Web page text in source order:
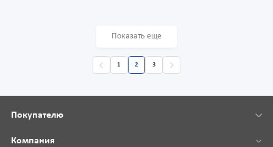
Показать еще
1 2 3
Покупателю
Компания